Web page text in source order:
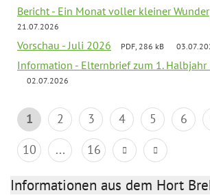
Bericht - Ein Monat voller kleiner Wunder
21.07.2026
Vorschau - Juli 2026 PDF, 286 kB
Information - Elternbrief zum 1. Halbjahr
02.07.2026
1 2 3 4 5 6
10
... 16
Informationen aus dem Hort